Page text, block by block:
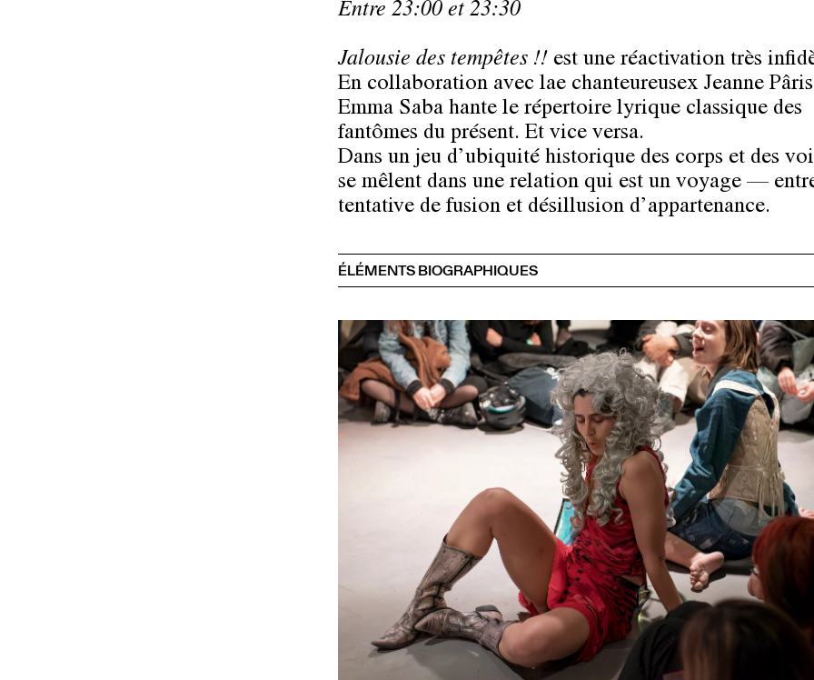
Entre 23:00 et 23:30
Jalousie des tempêtes !! est une réactivation très
En collaboration avec lae chanteureusex Jeanne
Emma Saba hante le répertoire lyrique classique des
fantômes du présent. Et vice versa.
Dans un jeu d’ubiquité historique des corps et des
se mêlent dans une relation qui est un voyage —
tentative de fusion et désillusion d’appartenance.
ÉLÉMENTS BIOGRAPHIQUES